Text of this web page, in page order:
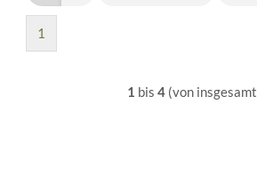
1
1 bis 4(von insgesamt